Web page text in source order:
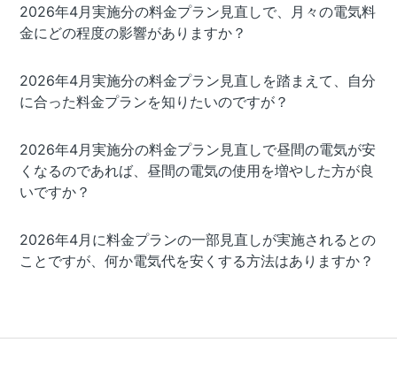
2026年4月実施分の料金プラン見直しで、月々の電気料
金にどの程度の影響がありますか？
2026年4月実施分の料金プラン見直しを踏まえて、自分
に合った料金プランを知りたいのですが？
2026年4月実施分の料金プラン見直しで昼間の電気が安
くなるのであれば、昼間の電気の使用を増やした方が良
いですか？
2026年4月に料金プランの一部見直しが実施されるとの
ことですが、何か電気代を安くする方法はありますか？